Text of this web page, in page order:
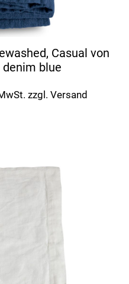
Casual von
denim blue
zzgl. Versand